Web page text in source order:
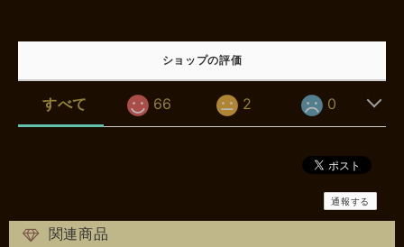
ショップの評価
すべて 66 2 0
通報する
関連商品